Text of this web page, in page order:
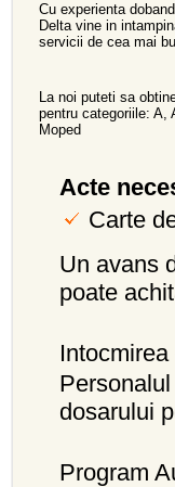
Cu experienta
Delta vine in
servicii de cea mai
La noi puteti sa
pentru categoriile: A,
Moped
Acte
Carte
Un avans
poate
dosarului
Program